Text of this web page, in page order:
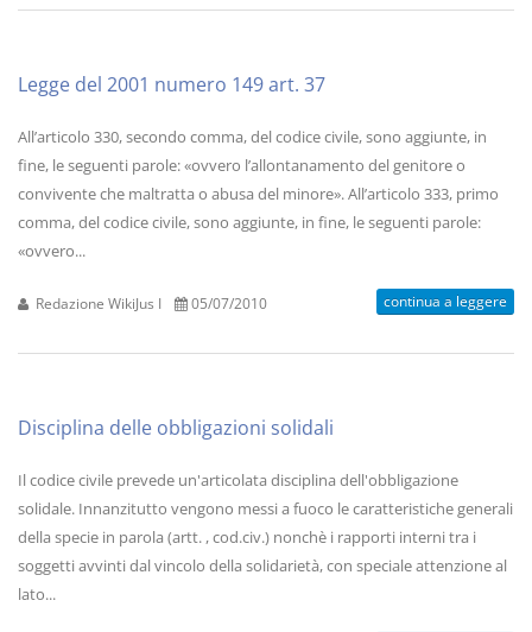
Legge del 2001 numero 149 art. 37
All’articolo 330, secondo comma, del codice civile, sono aggiunte, in
fine, le seguenti parole: «ovvero l’allontanamento del genitore o
convivente che maltratta o abusa del minore». All’articolo 333, primo
comma, del codice civile, sono aggiunte, in fine, le seguenti parole:
«ovvero...
Redazione WikiJus I 05/07/2010 continua a leggere
Disciplina delle obbligazioni solidali
Il codice civile prevede un'articolata disciplina dell'obbligazione
solidale. Innanzitutto vengono messi a fuoco le caratteristiche generali
della specie in parola (artt. , cod.civ.) nonchè i rapporti interni tra i
soggetti avvinti dal vincolo della solidarietà, con speciale attenzione al
lato...